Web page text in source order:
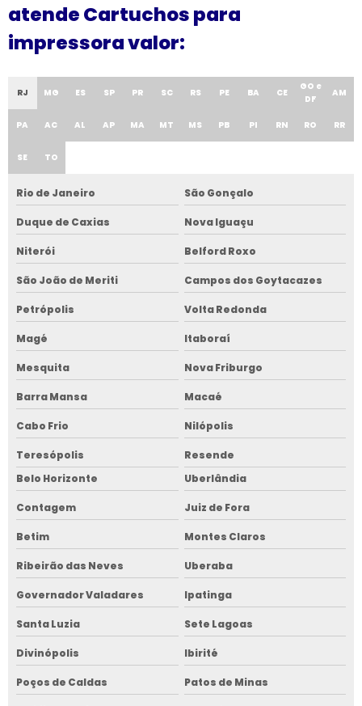
atende Cartuchos para
impressora valor:
RJ MG ES SP PR SC RS PE BA CE
GO e
DF
AM
PA AC AL AP MA MT MS PB PI RN RO RR
SE TO
Rio de Janeiro São Gonçalo
Duque de Caxias Nova Iguaçu
Niterói Belford Roxo
São João de Meriti Campos dos Goytacazes
Petrópolis Volta Redonda
Magé Itaboraí
Mesquita Nova Friburgo
Barra Mansa Macaé
Cabo Frio Nilópolis
Teresópolis
Resende
Belo Horizonte
Uberlândia
Contagem Juiz de Fora
Betim Montes Claros
Ribeirão das Neves Uberaba
Governador Valadares Ipatinga
Santa Luzia Sete Lagoas
Divinópolis Ibirité
Poços de Caldas Patos de Minas